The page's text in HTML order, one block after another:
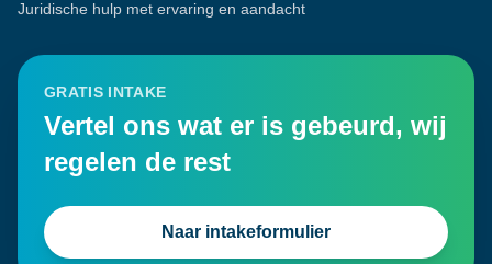
Juridische hulp met ervaring en aandacht
GRATIS INTAKE
Vertel ons wat er is gebeurd, wij
regelen de rest
Naar intakeformulier